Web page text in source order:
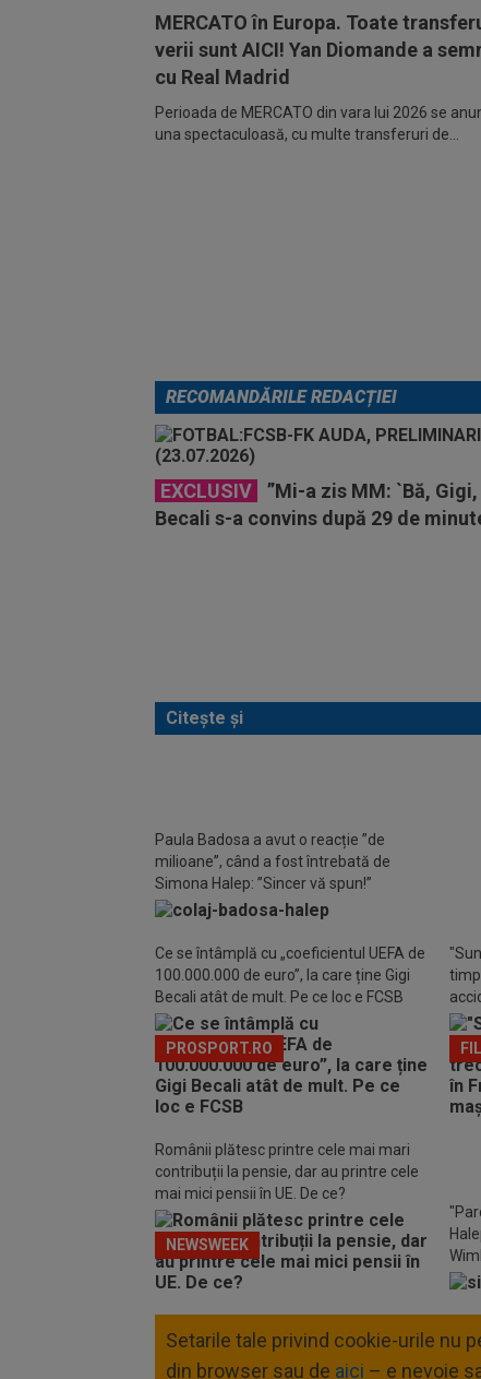
MERCATO în Europa. Toate
verii sunt AICI! Yan Diomande a
cu Real Madrid
Perioada de MERCATO din vara lui 2026 se
una spectaculoasă, cu multe transferuri de...
RECOMANDĂRILE REDACȚIEI
EXCLUSIV
”Mi-a zis MM: `Bă,
Becali s-a convins după 29 de
Citește și
Paula Badosa a avut o reacție ”de
milioane”, când a fost întrebată de
Simona Halep: ”Sincer vă spun!”
Ce se întâmplă cu „coeficientul UEFA de
100.000.000 de euro”, la care ține Gigi
Becali atât de mult. Pe ce loc e FCSB
PROSPORT.RO
din
Românii plătesc printre cele mai mari
contribuții la pensie, dar au printre cele
mai mici pensii în UE. De ce?
NEWSWEEK
Setarile tale privind cookie-urile nu
din browser sau de aici – e nevoie